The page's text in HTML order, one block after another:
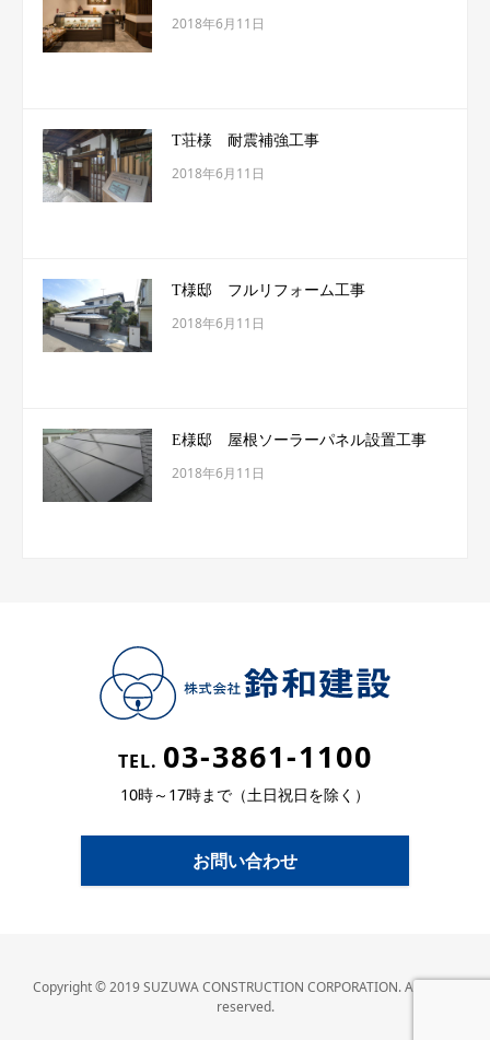
2018年6月11日
T荘様 耐震補強工事
2018年6月11日
T様邸 フルリフォーム工事
2018年6月11日
E様邸 屋根ソーラーパネル設置工事
2018年6月11日
TEL. 03-3861-1100
10時～17時まで（土日祝日を除く）
お問い合わせ
Copyright © 2019 SUZUWA CONSTRUCTION CORPORATION. All rights
reserved.